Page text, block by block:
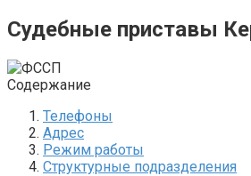
Судебные приставы
Содержание
Телефоны
Адрес
Режим работы
Структурные подразделения